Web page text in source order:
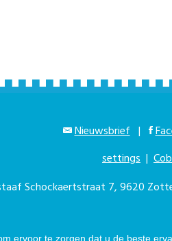
ervoor te zorgen dat u de beste
Nieuwsbrief |
settings |
Schockaertstraat 7, 9620
Telefonisch bereikbaar elke